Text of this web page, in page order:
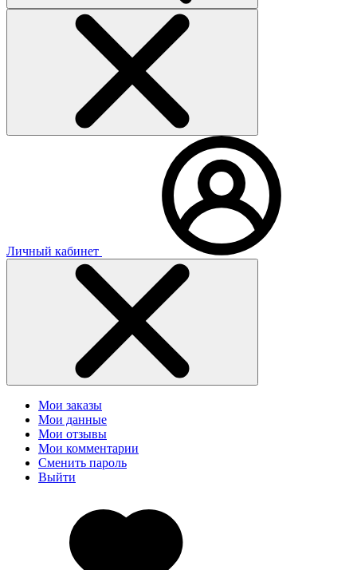
Личный кабинет
Мои заказы
Мои данные
Мои отзывы
Мои комментарии
Сменить пароль
Выйти